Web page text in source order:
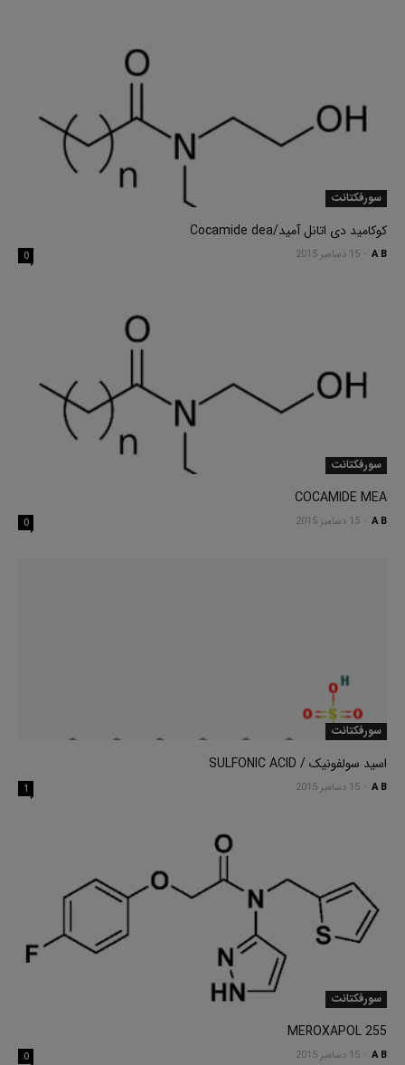
سورفکتانت
کوکامید دی اتانل آمید/Cocamide dea
A B 15 دسامبر 2015 0
سورفکتانت
COCAMIDE MEA
A B 15 دسامبر 2015 0
سورفکتانت
اسید سولفونیک / SULFONIC ACID
A B 15 دسامبر 2015 1
سورفکتانت
MEROXAPOL 255
A B 15 دسامبر 2015 0